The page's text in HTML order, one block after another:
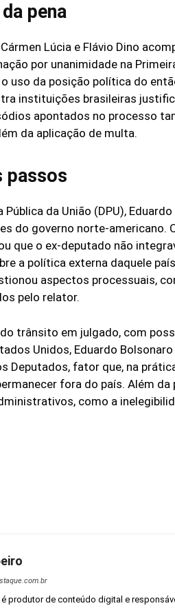
pena
Lúcia e Flávio Dino
por unanimidade na
uso da posição política do
instituições brasileiras
apontados no processo
da aplicação de multa.
passos
Pública da União (DPU),
do governo norte-americano.
que o ex-deputado não
a política externa daquele
aspectos processuais,
pelo relator.
trânsito em julgado, com
Unidos, Eduardo
Deputados, fator que, na
fora do país. Além da
como a
é produtor de conteúdo digital e